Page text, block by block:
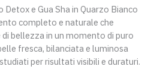
e Gua Sha in Quarzo Bianco
completo e naturale che
bellezza in un momento di puro
fresca, bilanciata e luminosa
per risultati visibili e duraturi.